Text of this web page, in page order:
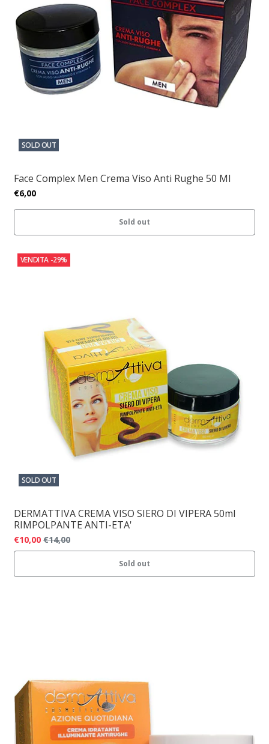
SOLD OUT
Face Complex Men Crema Viso Anti Rughe 50 Ml
€6,00
Sold out
VENDITA -29%
SOLD OUT
DERMATTIVA CREMA VISO SIERO DI VIPERA 50ml
RIMPOLPANTE ANTI-ETA'
€10,00 €14,00
Sold out